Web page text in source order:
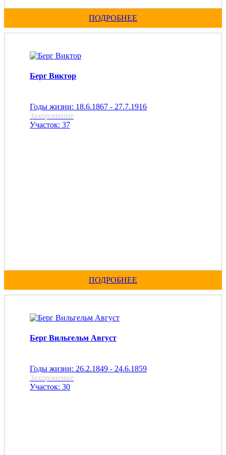
ПОДРОБНЕЕ
Берг Виктор
Годы жизни: 18.6.1867 - 27.7.1916
Захоронение
Участок: 37
ПОДРОБНЕЕ
Берг Вильгельм Август
Годы жизни: 26.2.1849 - 24.6.1859
Захоронение
Участок: 30